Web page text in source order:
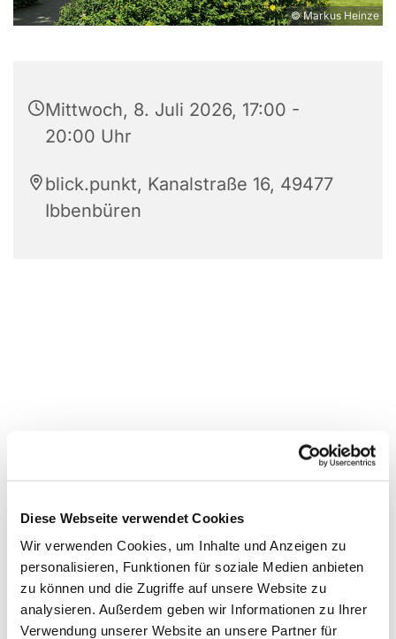
Diese Webseite verwendet Cookies
Wir verwenden Cookies, um Inhalte und Anzeigen zu
personalisieren, Funktionen für soziale Medien anbieten
zu können und die Zugriffe auf unsere Website zu
analysieren. Außerdem geben wir Informationen zu Ihrer
Verwendung unserer Website an unsere Partner für
© Markus Heinze
Mittwoch, 8. Juli 2026, 17:00 -
20:00 Uhr
blick.punkt, Kanalstraße 16, 49477
Ibbenbüren